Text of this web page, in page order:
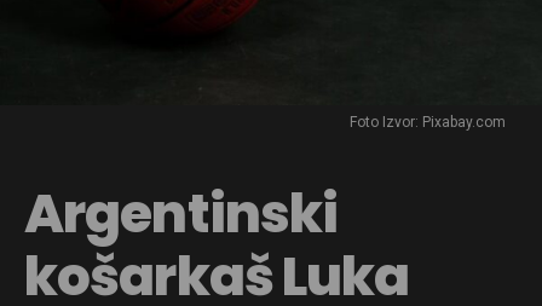
Foto Izvor: Pixabay.com
Argentinski
košarkaš Luka